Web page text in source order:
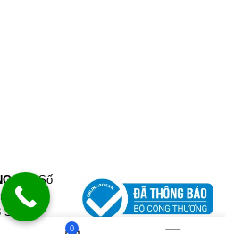
NAI
Số
Tỉnh
Kế
ngày
0